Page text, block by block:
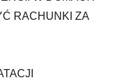
RACHUNKI ZA